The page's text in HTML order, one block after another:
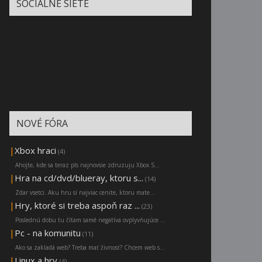
SOCIÁLNE SIETE
NOVÉ FÓRA
| Xbox hraci (4)
Ahojte, kde sa teraz pls najnovsie zdruzuju Xbox S...
| Hra na cd/dvd/blueray, ktoru s... (14)
Zdar vsetci. Aku hru si najviac cenite, ktoru mate...
| Hry, ktoré si treba aspoň raz ... (23)
Poslednú dobu tu čítam samé negatíva ovplyvňujúce ...
| Pc - na komunitu (11)
Ako sa zakladá web? Treba mať živnosť? Chcem web s...